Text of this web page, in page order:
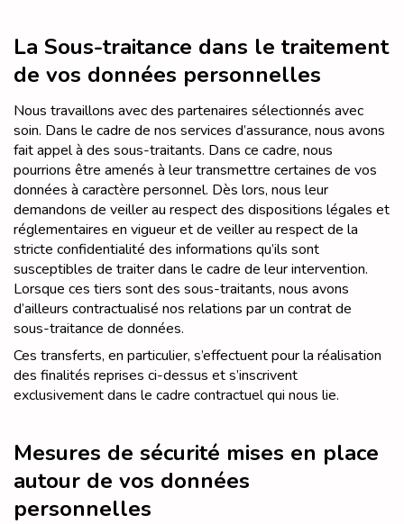
La Sous-traitance dans le traitement
de vos données personnelles
Nous travaillons avec des partenaires sélectionnés avec
soin. Dans le cadre de nos services d’assurance, nous avons
fait appel à des sous-traitants. Dans ce cadre, nous
pourrions être amenés à leur transmettre certaines de vos
données à caractère personnel. Dès lors, nous leur
demandons de veiller au respect des dispositions légales et
réglementaires en vigueur et de veiller au respect de la
stricte confidentialité des informations qu’ils sont
susceptibles de traiter dans le cadre de leur intervention.
Lorsque ces tiers sont des sous-traitants, nous avons
d’ailleurs contractualisé nos relations par un contrat de
sous-traitance de données.
Ces transferts, en particulier, s’effectuent pour la réalisation
des finalités reprises ci-dessus et s’inscrivent
exclusivement dans le cadre contractuel qui nous lie.
Mesures de sécurité mises en place
autour de vos données
personnelles